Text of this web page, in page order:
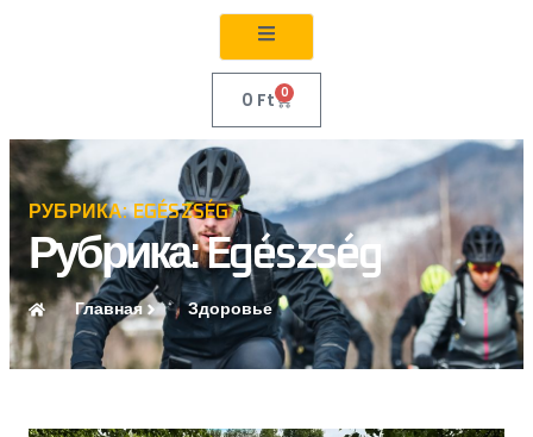
0 Ft 0
РУБРИКА: EGÉSZSÉG
Рубрика: Egészség
Главная Здоровье